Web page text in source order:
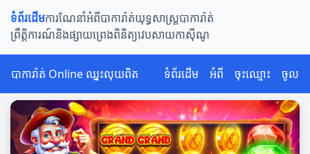
ទំព័រដើមការណែនាំអំពីបាការ៉ាត់យុទ្ធសាស្ត្របាការ៉ាត់
ព្រឹត្តិការណ៍និងផ្សាយព្រេងពិនិត្យវេបសាយកាស៊ីណូ
បាការ៉ាត់ Online ឈ្នះលុយពិត ទំព័រដើម អំពី ចុះឈ្មោះ ចូល